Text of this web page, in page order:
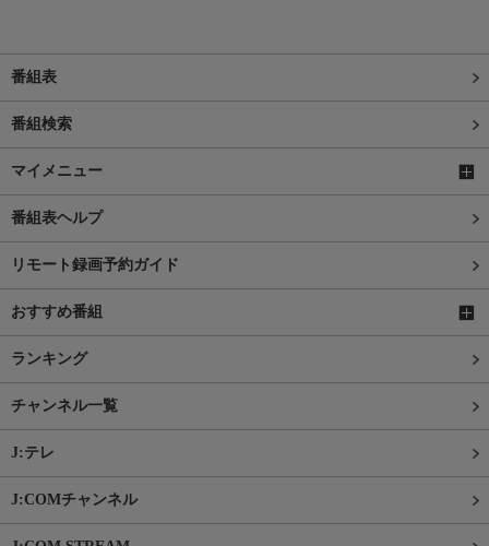
番組表
番組検索
マイメニュー
番組表ヘルプ
リモート録画予約ガイド
おすすめ番組
ランキング
チャンネル一覧
J:テレ
J:COMチャンネル